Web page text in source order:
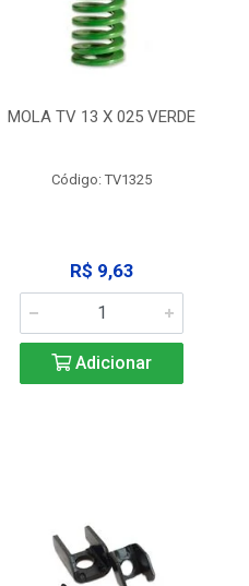
MOLA TV 13 X 025 VERDE
Código: TV1325
R$ 9,63
Adicionar